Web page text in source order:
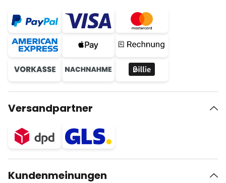
Versandpartner
Kundenmeinungen